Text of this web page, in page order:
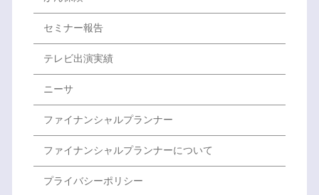
セミナー報告
テレビ出演実績
ニーサ
ファイナンシャルプランナー
ファイナンシャルプランナーについて
プライバシーポリシー